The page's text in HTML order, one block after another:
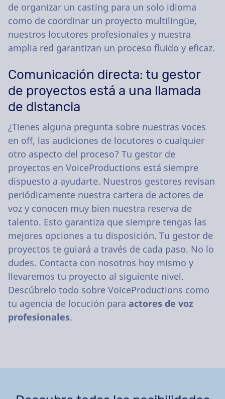
de organizar un casting para un solo idioma
como de coordinar un proyecto multilingüe,
nuestros locutores profesionales y nuestra
amplia red garantizan un proceso fluido y eficaz.
Comunicación directa: tu gestor
de proyectos está a una llamada
de distancia
¿Tienes alguna pregunta sobre nuestras voces
en off, las audiciones de locutores o cualquier
otro aspecto del proceso? Tu gestor de
proyectos en VoiceProductions está siempre
dispuesto a ayudarte. Nuestros gestores revisan
periódicamente nuestra cartera de actores de
voz y conocen muy bien nuestra reserva de
talento. Esto garantiza que siempre tengas las
mejores opciones a tu disposición. Tu gestor de
proyectos te guiará a través de cada paso. No lo
dudes. Contacta con nosotros hoy mismo y
llevaremos tu proyecto al siguiente nivel.
Descúbrelo todo sobre VoiceProductions como
tu agencia de locución para actores de voz
profesionales.